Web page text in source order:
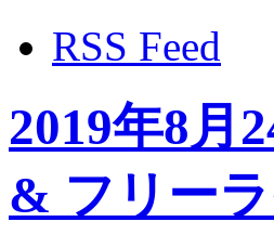
RSS Feed
2019年8月
& フリー